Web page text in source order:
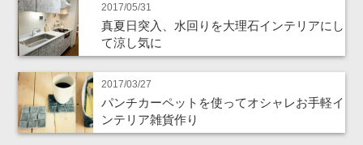
2017/05/31
真夏日突入、水回りを大理石インテリアにし
て涼し気に
2017/03/27
パンチカーペットを使ってオシャレお手軽イ
ンテリア雑貨作り